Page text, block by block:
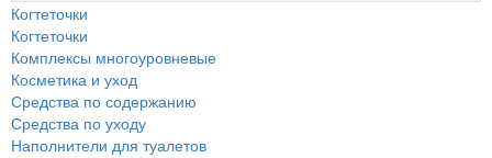
Когтеточки
Когтеточки
Комплексы многоуровневые
Косметика и уход
Средства по содержанию
Средства по уходу
Наполнители для туалетов